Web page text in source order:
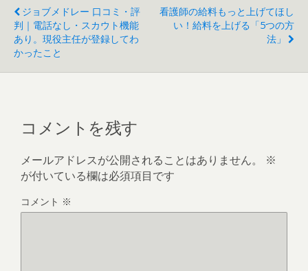
ジョブメドレー 口コミ・評
判｜電話なし・スカウト機能
あり。現役主任が登録してわ
かったこと
看護師の給料もっと上げてほし
い！給料を上げる「5つの方
法」
コメントを残す
メールアドレスが公開されることはありません。
※
が付いている欄は必須項目です
コメント ※